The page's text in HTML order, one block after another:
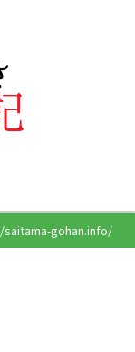
saitama-gohan.info/